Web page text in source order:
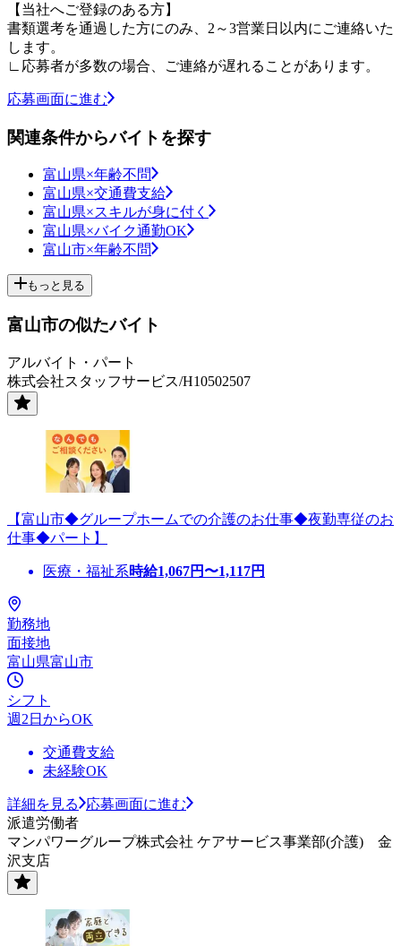
【当社へご登録のある方】
書類選考を通過した方にのみ、2～3営業日以内にご連絡いた
します。
∟応募者が多数の場合、ご連絡が遅れることがあります。
応募画面に進む
関連条件からバイトを探す
富山県×年齢不問
富山県×交通費支給
富山県×スキルが身に付く
富山県×バイク通勤OK
富山市×年齢不問
もっと見る
富山市の似たバイト
アルバイト・パート
株式会社スタッフサービス/H10502507
【富山市◆グループホームでの介護のお仕事◆夜勤専従のお
仕事◆パート】
医療・福祉系時給1,067円〜1,117円
勤務地
面接地
富山県富山市
シフト
週2日からOK
交通費支給
未経験OK
詳細を見る
応募画面に進む
派遣労働者
マンパワーグループ株式会社 ケアサービス事業部(介護) 金
沢支店